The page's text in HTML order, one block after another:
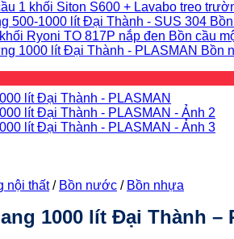
Bồn cầu
Bồn
nội thất / Bồn nước / Bồn nhựa
1000 lít Đại Thành –